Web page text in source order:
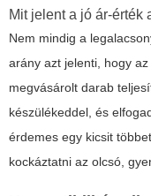
Mit jelent a jó ár-érték
Nem mindig a
arány azt jelenti, hogy
megvásárolt darab
készülékeddel, és
érdemes egy kicsit
kockáztatni az olcsó,